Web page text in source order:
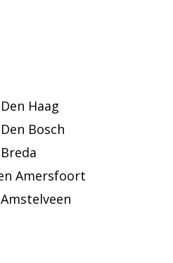
Haag
Bosch
Amersfoort